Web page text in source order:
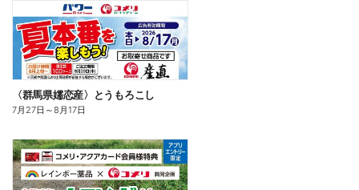
〈群馬県嬬恋産〉とうもろこし
7月27日 ～8月17日